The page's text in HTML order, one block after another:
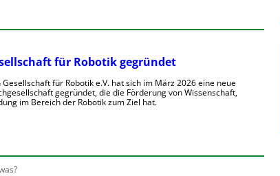
für Robotik gegründet
für Robotik e.V. hat sich im März 2026 eine neue
gegründet, die die Förderung von Wissenschaft,
im Bereich der Robotik zum Ziel hat.